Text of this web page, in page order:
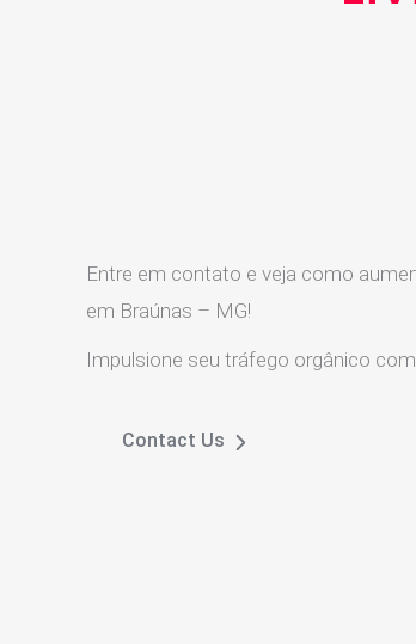
Entre em contato e veja como
em Braúnas – MG!
Impulsione seu tráfego orgânico
Contact Us